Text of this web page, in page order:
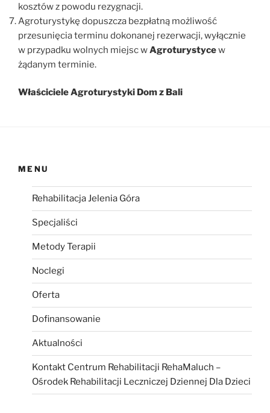
kosztów z powodu rezygnacji.
Agroturystykę dopuszcza bezpłatną możliwość
przesunięcia terminu dokonanej rezerwacji, wyłącznie
w przypadku wolnych miejsc wAgroturystycew
żądanym terminie.
Właściciele Agroturystyki Dom z Bali
MENU
Rehabilitacja Jelenia Góra
Specjaliści
Metody Terapii
Noclegi
Oferta
Dofinansowanie
Aktualności
Kontakt Centrum Rehabilitacji RehaMaluch –
Ośrodek Rehabilitacji Leczniczej Dziennej Dla Dzieci